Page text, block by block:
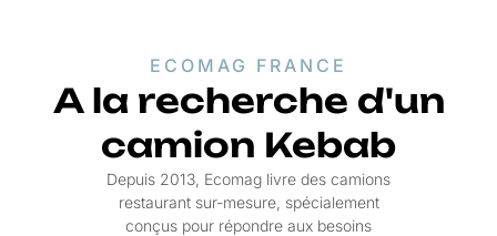
ECOMAG FRANCE
A la recherche d'un
camion Kebab
Depuis 2013, Ecomag livre des camions
restaurant sur-mesure, spécialement
conçus pour répondre aux besoins